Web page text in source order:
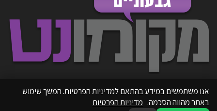
אנו משתמשים במידע בהתאם למדיניות הפרטיות. המשך שימוש
באתר מהווה הסכמה. מדיניות הפרטיות